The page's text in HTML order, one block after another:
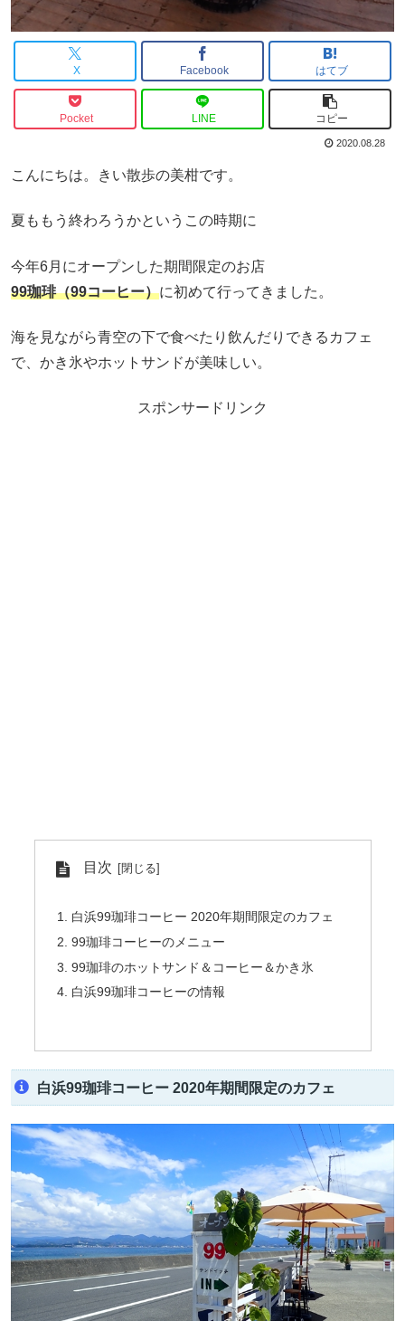
X Facebook はてブ
Pocket LINE コピー
2020.08.28
こんにちは。きい散歩の美柑です。
夏ももう終わろうかというこの時期に
今年6月にオープンした期間限定のお店
99珈琲（99コーヒー）に初めて行ってきました。
海を見ながら青空の下で食べたり飲んだりできるカフェ
で、かき氷やホットサンドが美味しい。
スポンサードリンク
目次
白浜99珈琲コーヒー 2020年期間限定のカフェ
99珈琲コーヒーのメニュー
99珈琲のホットサンド＆コーヒー＆かき氷
白浜99珈琲コーヒーの情報
白浜99珈琲コーヒー 2020年期間限定のカフェ